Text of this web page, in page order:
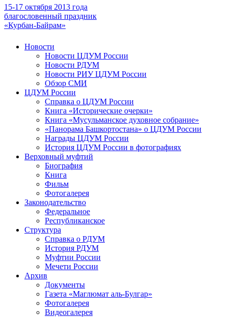
15-17 октября 2013 года
благословенный праздник
«Курбан-Байрам»
Новости
Новости ЦДУМ России
Новости РДУМ
Новости РИУ ЦДУМ России
Обзор СМИ
ЦДУМ России
Справка о ЦДУМ России
Книга «Исторические очерки»
Книга «Мусульманское духовное собрание»
«Панорама Башкортостана» о ЦДУМ России
Награды ЦДУМ России
История ЦДУМ России в фотографиях
Верховный муфтий
Биография
Книга
Фильм
Фотогалерея
Законодательство
Федеральное
Республиканское
Структура
Справка о РДУМ
История РДУМ
Муфтии России
Мечети России
Архив
Документы
Газета «Маглюмат аль-Булгар»
Фотогалерея
Видеогалерея